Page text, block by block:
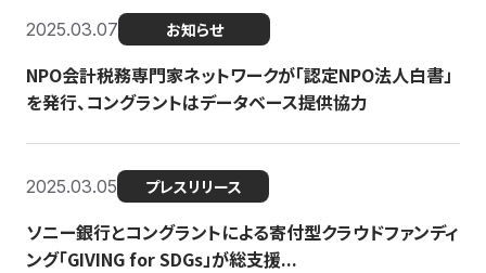
2025.03.07 お知らせ
NPO会計税務専門家ネットワークが「認定NPO法人白書」
を発行、コングラントはデータベース提供協力
2025.03.05 プレスリリース
ソニー銀行とコングラントによる寄付型クラウドファンディ
ング「GIVING for SDGs」が総支援...